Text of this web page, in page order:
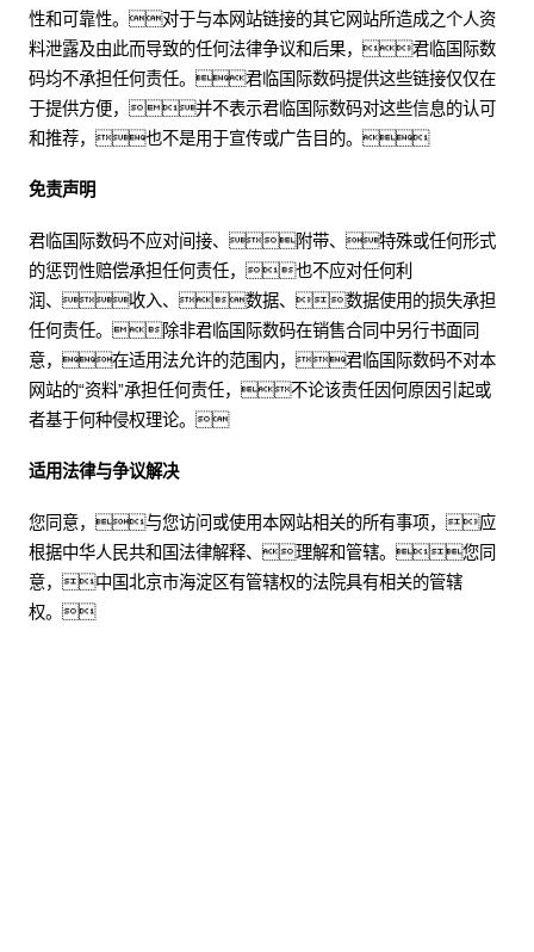
性和可靠性。对于与本网站链接的其它网站所造成之个人资
料泄露及由此而导致的任何法律争议和后果，君临国际数
码均不承担任何责任。君临国际数码提供这些链接仅仅在
于提供方便，并不表示君临国际数码对这些信息的认可
和推荐，也不是用于宣传或广告目的。
免责声明
君临国际数码不应对间接、附带、特殊或任何形式
的惩罚性赔偿承担任何责任，也不应对任何利
润、收入、数据、数据使用的损失承担
任何责任。除非君临国际数码在销售合同中另行书面同
意，在适用法允许的范围内，君临国际数码不对本
网站的“资料”承担任何责任，不论该责任因何原因引起或
者基于何种侵权理论。
适用法律与争议解决
您同意，与您访问或使用本网站相关的所有事项，应
根据中华人民共和国法律解释、理解和管辖。您同
意，中国北京市海淀区有管辖权的法院具有相关的管辖
权。